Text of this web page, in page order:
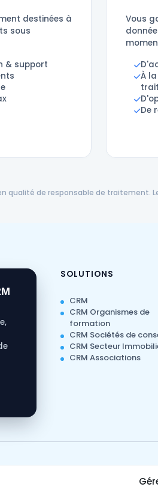
destinées à
sous
& support
Vous
À
De
qualité de responsable de traitement.
SOLUTIONS
CRM
CRM Organismes de
formation
CRM Sociétés de
CRM Secteur
CRM Associations